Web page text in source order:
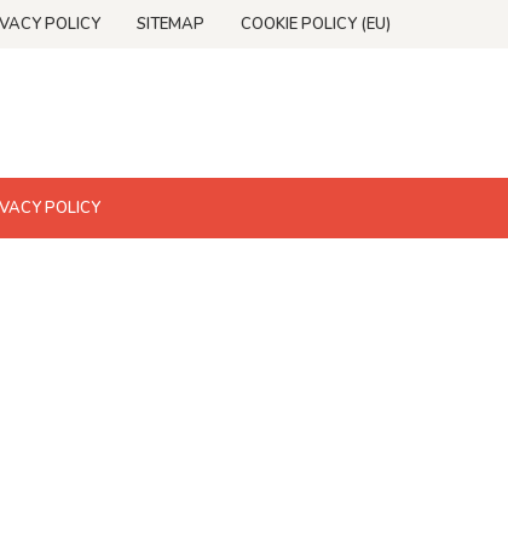
POLICY SITEMAP COOKIE POLICY (EU)
POLICY